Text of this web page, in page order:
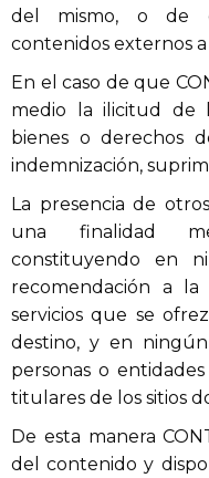
del mismo, o de
contenidos externos a
En el caso de que
medio la ilicitud de
bienes o derechos
indemnización,
La presencia de
una finalidad
constituyendo en
recomendación a
servicios que se
destino, y en
personas o
titulares de los sitios
De esta manera
del contenido y